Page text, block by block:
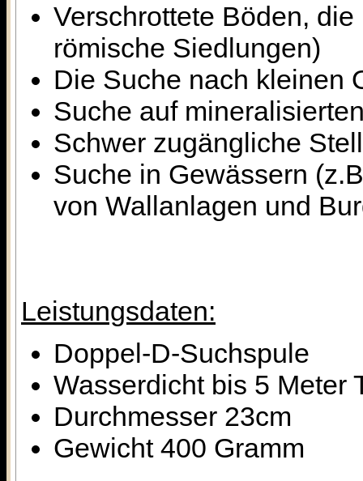
Verschrottete Böden,
römische Siedlungen)
Die Suche nach kleinen
Suche auf
Schwer zugängliche
Suche in Gewässern
von Wallanlagen und
Leistungsdaten:
Doppel-D-Suchspule
Wasserdicht bis 5 Meter
Durchmesser 23cm
Gewicht 400 Gramm